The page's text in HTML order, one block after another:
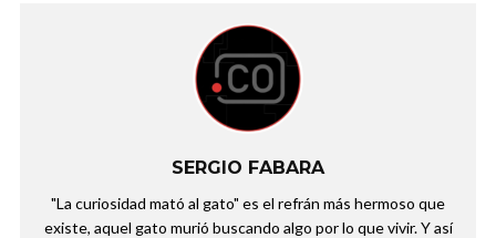
SERGIO FABARA
"La curiosidad mató al gato" es el refrán más hermoso que
existe, aquel gato murió buscando algo por lo que vivir. Y así